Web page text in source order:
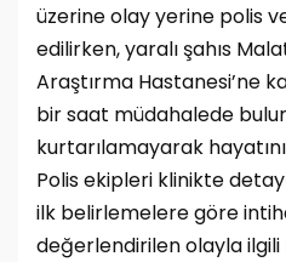
üzerine olay yerine polis
edilirken, yaralı şahıs
Araştırma Hastanesi’ne
bir saat müdahalede
kurtarılamayarak
Polis ekipleri klinikte
ilk belirlemelere göre
değerlendirilen olayla ilgili